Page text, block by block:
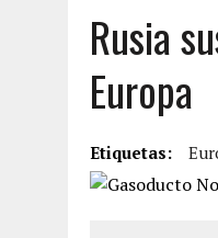
6 AGOSTO, 2026
6 AGOSTO, 2026 |
5 AGOSTO, 2026
8 AGOSTO, 2026
Rusia
Europa
Etiquetas: